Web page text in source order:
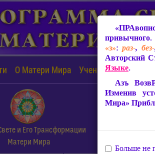
О Матери Мира Учение Матери Мира
и Его Трансформации
Матери Мира
привычного.
«з»:раз-, без-
Авторский
Языке.
Азъ
Изменив
Мира»
Больше не